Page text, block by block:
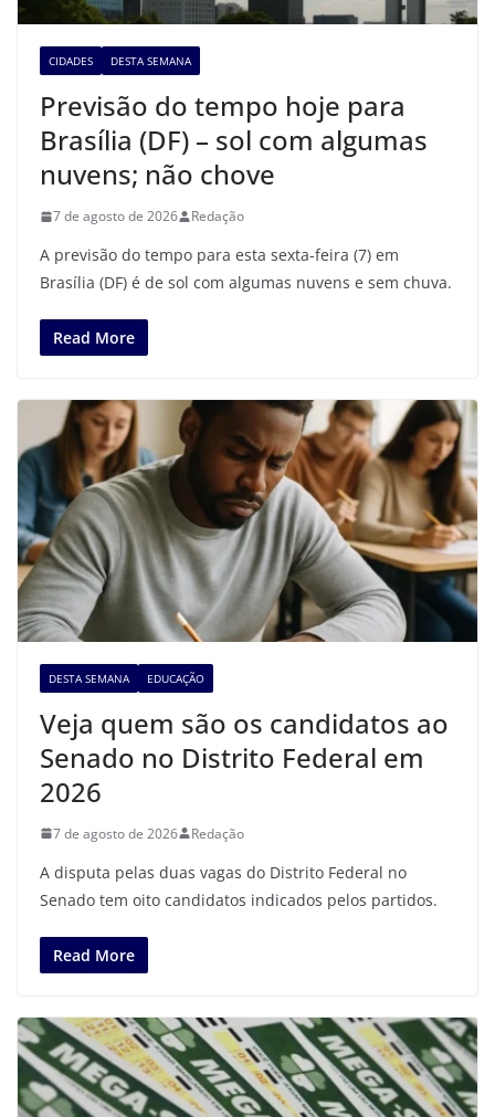
CIDADES DESTA SEMANA
Previsão do tempo hoje para
Brasília (DF) – sol com algumas
nuvens; não chove
7 de agosto de 2026 Redação
A previsão do tempo para esta sexta-feira (7) em
Brasília (DF) é de sol com algumas nuvens e sem chuva.
Read More
DESTA SEMANA EDUCAÇÃO
Veja quem são os candidatos ao
Senado no Distrito Federal em
2026
7 de agosto de 2026 Redação
A disputa pelas duas vagas do Distrito Federal no
Senado tem oito candidatos indicados pelos partidos.
Read More